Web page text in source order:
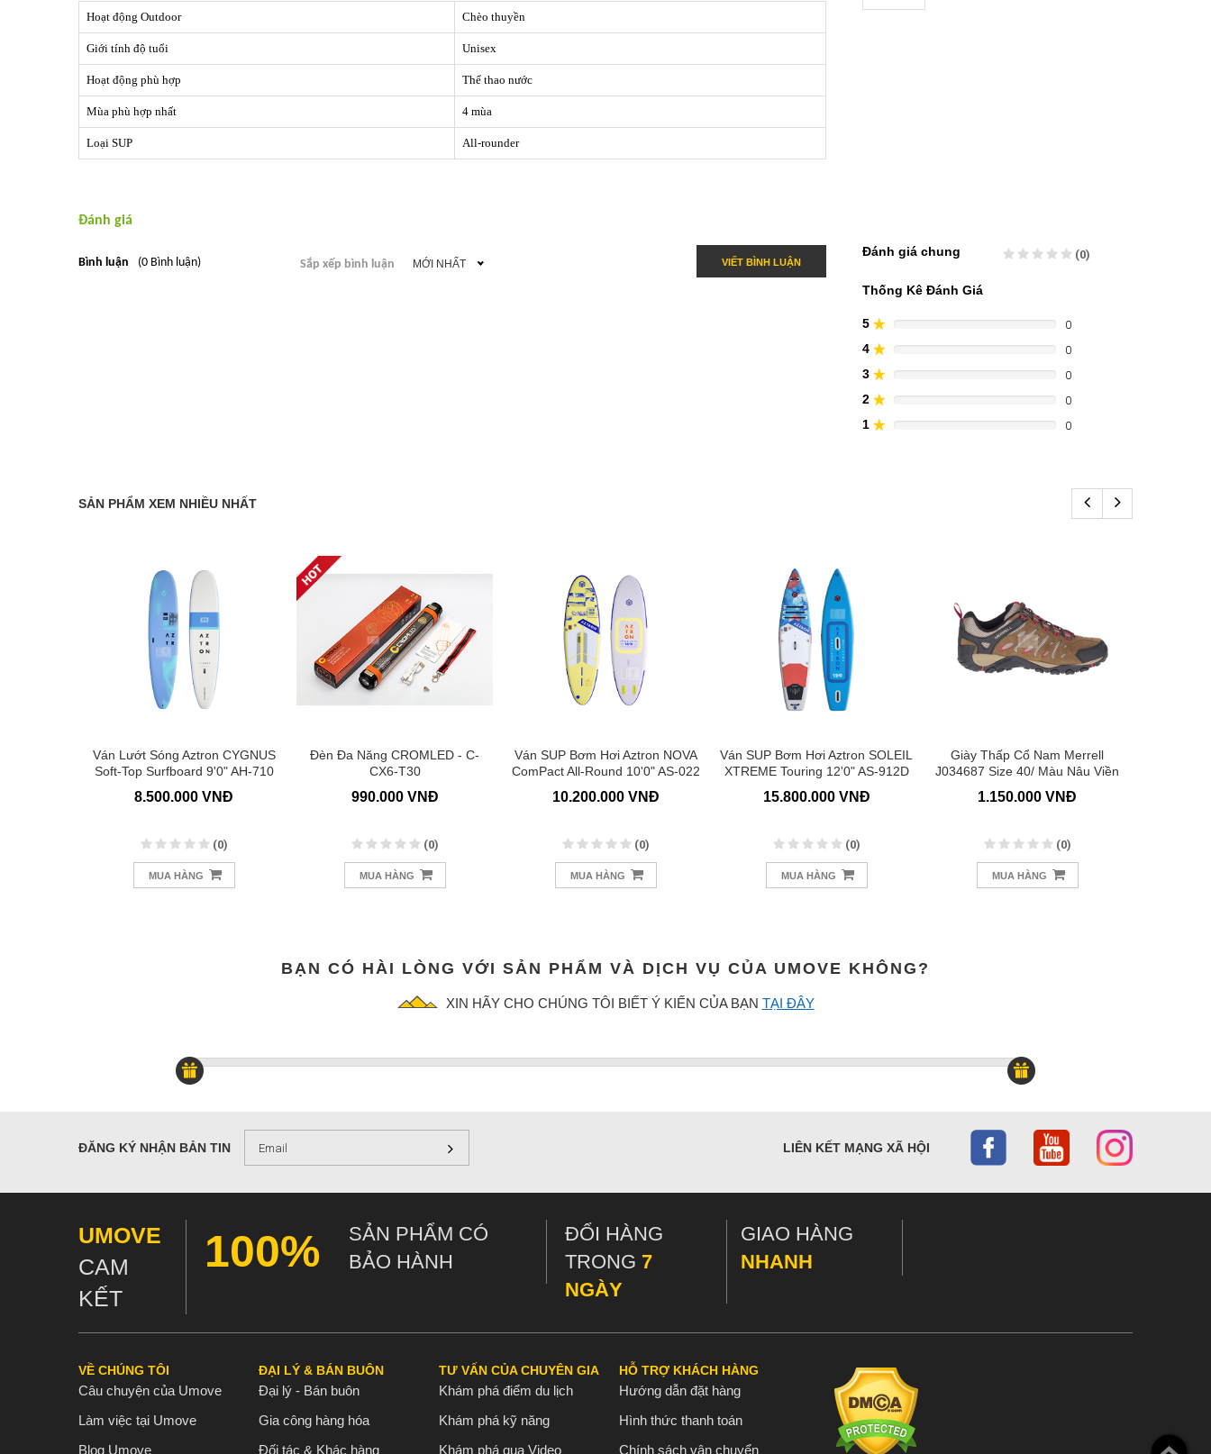
Hoạt động Outdoor Chèo thuyền
Giới tính độ tuổi Unisex
Hoạt động phù hợp Thể thao nước
Mùa phù hợp nhất 4 mùa
Loại SUP All-rounder
Đánh giá
Bình luận (0 Bình luận) Sắp xếp bình luận MỚI NHẤT VIẾT BÌNH LUẬN
Đánh giá chung (0)
Thống Kê Đánh Giá
5
Complete
0
4
Complete
0
3
Complete
0
2
Complete
0
1 0
SẢN PHẨM XEM NHIỀU NHẤT
Ván Lướt Sóng Aztron CYGNUS
Soft-Top Surfboard 9'0" AH-710
8.500.000 VNĐ
(0)
MUA HÀNG
Đèn Đa Năng CROMLED - C-
CX6-T30
990.000 VNĐ
(0)
MUA HÀNG
Ván SUP Bơm Hơi Aztron NOVA
ComPact All-Round 10'0" AS-022
10.200.000 VNĐ
(0)
MUA HÀNG
Ván SUP Bơm Hơi Aztron SOLEIL
XTREME Touring 12'0" AS-912D
15.800.000 VNĐ
(0)
MUA HÀNG
Giày Thấp Cổ Nam Merrell
J034687 Size 40/ Màu Nâu Viền
1.150.000 VNĐ
(0)
MUA HÀNG
BẠN CÓ HÀI LÒNG VỚI SẢN PHẨM VÀ DỊCH VỤ CỦA UMOVE KHÔNG?
XIN HÃY CHO CHÚNG TÔI BIẾT Ý KIẾN CỦA BẠN TẠI ĐÂY
ĐĂNG KÝ NHẬN BẢN TIN LIÊN KẾT MẠNG XÃ HỘI
UMOVE
CAM
KẾT
100%
SẢN PHẨM CÓ
BẢO HÀNH
ĐỔI HÀNG
TRONG 7
NGÀY
GIAO HÀNG
NHANH
VỀ CHÚNG TÔI
Câu chuyện của Umove
Làm việc tại Umove
Blog Umove
ĐẠI LÝ & BÁN BUÔN
Đại lý - Bán buôn
Gia công hàng hóa
Đối tác & Khác hàng
TƯ VẤN CỦA CHUYÊN GIA
Khám phá điểm du lịch
Khám phá kỹ năng
Khám phá qua Video
HỖ TRỢ KHÁCH HÀNG
Hướng dẫn đặt hàng
Hình thức thanh toán
Chính sách vận chuyển